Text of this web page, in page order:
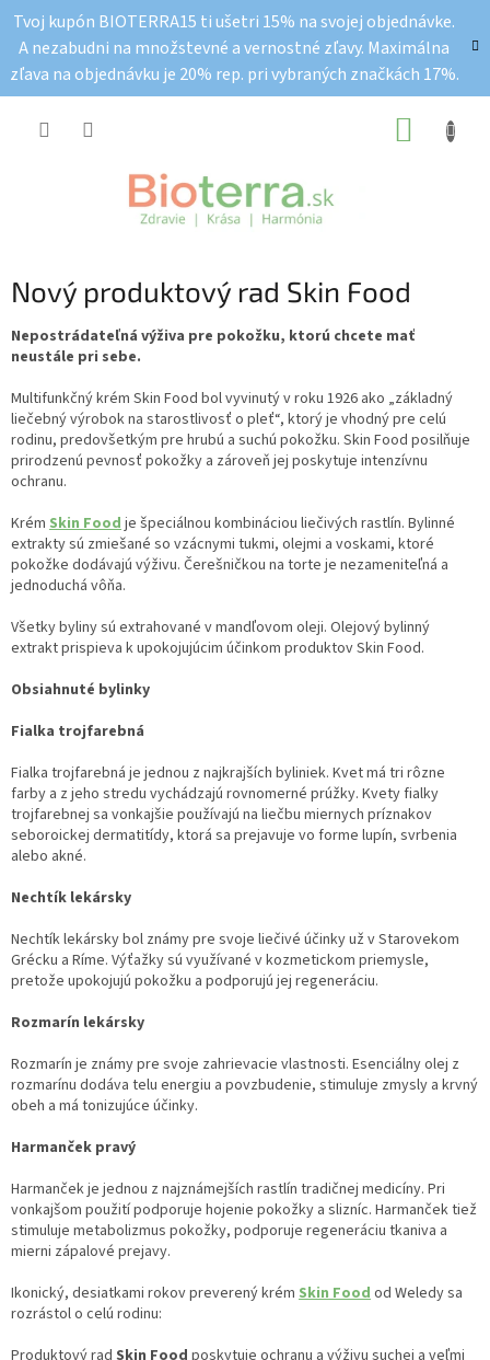
obsah
Tvoj kupón BIOTERRA15 ti ušetri 15% na svojej objednávke.
A nezabudni na množstevné a vernostné zľavy. Maximálna
zľava na objednávku je 20% rep. pri vybraných značkách 17%.
Nový produktový rad Skin Food
Nepostrádateľná výživa pre pokožku, ktorú chcete mať
neustále pri sebe.
Multifunkčný krém Skin Food bol vyvinutý v roku 1926 ako „základný
liečebný výrobok na starostlivosť o pleť“, ktorý je vhodný pre celú
rodinu, predovšetkým pre hrubú a suchú pokožku. Skin Food posilňuje
prirodzenú pevnosť pokožky a zároveň jej poskytuje intenzívnu
ochranu.
Krém Skin Food je špeciálnou kombináciou liečivých rastlín. Bylinné
extrakty sú zmiešané so vzácnymi tukmi, olejmi a voskami, ktoré
pokožke dodávajú výživu. Čerešničkou na torte je nezameniteľná a
jednoduchá vôňa.
Všetky byliny sú extrahované v mandľovom oleji. Olejový bylinný
extrakt prispieva k upokojujúcim účinkom produktov Skin Food.
Obsiahnuté bylinky
Fialka trojfarebná
Fialka trojfarebná je jednou z najkrajších byliniek. Kvet má tri rôzne
farby a z jeho stredu vychádzajú rovnomerné prúžky. Kvety fialky
trojfarebnej sa vonkajšie používajú na liečbu miernych príznakov
seboroickej dermatitídy, ktorá sa prejavuje vo forme lupín, svrbenia
alebo akné.
Nechtík lekársky
Nechtík lekársky bol známy pre svoje liečivé účinky už v Starovekom
Grécku a Ríme. Výťažky sú využívané v kozmetickom priemysle,
pretože upokojujú pokožku a podporujú jej regeneráciu.
Rozmarín lekársky
Rozmarín je známy pre svoje zahrievacie vlastnosti. Esenciálny olej z
rozmarínu dodáva telu energiu a povzbudenie, stimuluje zmysly a krvný
obeh a má tonizujúce účinky.
Harmanček pravý
Harmanček je jednou z najznámejších rastlín tradičnej medicíny. Pri
vonkajšom použití podporuje hojenie pokožky a slizníc. Harmanček tiež
stimuluje metabolizmus pokožky, podporuje regeneráciu tkaniva a
mierni zápalové prejavy.
Ikonický, desiatkami rokov preverený krém Skin Food od Weledy sa
rozrástol o celú rodinu:
Produktový rad Skin Food poskytuje ochranu a výživu suchej a veľmi